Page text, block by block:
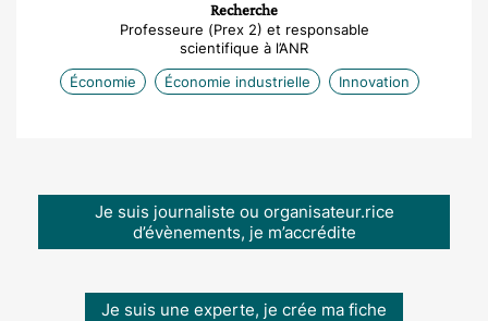
Recherche
Professeure (Prex 2) et responsable
scientifique à l’ANR
Économie
Économie industrielle Innovation
Je suis journaliste ou organisateur.rice
d’évènements, je m’accrédite
Je suis une experte, je crée ma fiche